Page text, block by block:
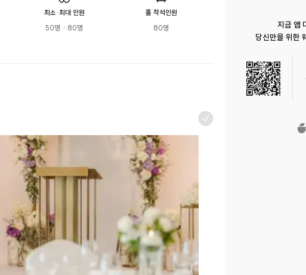
최소·최대 인원
50명 · 80명
홀 착석인원
80명
지금 앱
당신만을 위한